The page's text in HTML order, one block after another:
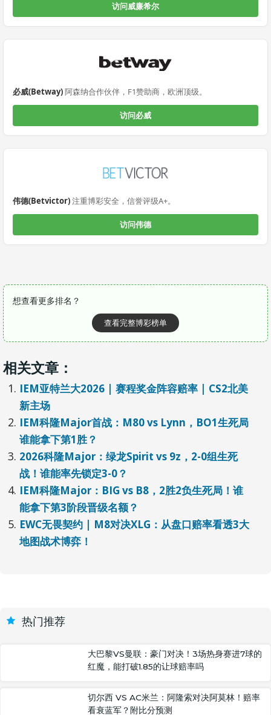
访问威廉希尔
必威(Betway)阿森纳合作伙伴，F1赞助商，欧洲顶级。
访问必威
伟德(Betvictor)注重博彩安全，信誉评级A+。
访问伟德
想查看更多排名？
查看完整博彩榜单
相关文章：
IEM亚特兰大2026 | 赛程奖金阵容赔率 | CS2北美
新主场
IEM科隆Major首战：M80 vs Lynn，BO1生死局
谁能拿下第1胜？
2026科隆Major：绿龙Spirit vs 9z，2-0组生死
战！谁能率先锁定3-0？
IEM科隆Major：BIG vs B8，2胜2负生死局！谁
能拿下第3阶段晋级名额？
EWC无畏契约 | M8对决XLG：从盘口赔率看透3大
地图战术博弈！
热门推荐
大巴黎VS曼联：豪门对决！3场热身赛进7球的
红魔，能打破1.85的让球赔率吗
切尔西 VS AC米兰：阿隆索对决阿莫林！赔率
看衰蓝军？附比分预测